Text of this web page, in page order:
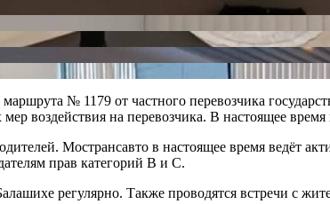
№ 1179 от частного перевозчика
воздействия на перевозчика. В настоящее
Мострансавто в настоящее время ведёт
прав категорий B и C.
регулярно. Также проводятся встречи с